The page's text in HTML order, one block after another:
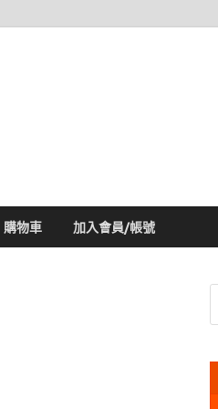
購物車 加入會員/帳號